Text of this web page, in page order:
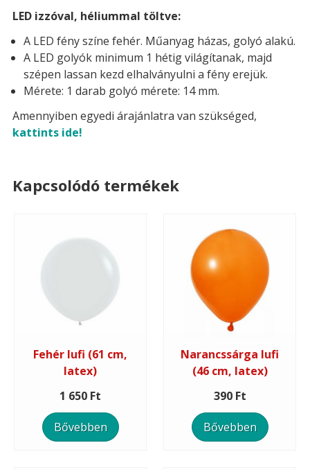
LED izzóval, héliummal töltve:
A LED fény színe fehér. Műanyag házas, golyó alakú.
A LED golyók minimum 1 hétig világítanak, majd
szépen lassan kezd elhalványulni a fény erejük.
Mérete: 1 darab golyó mérete: 14 mm.
Amennyiben egyedi árajánlatra van szükséged,
kattints ide!
Kapcsolódó termékek
Fehér lufi (61 cm,
latex)
1 650 Ft
Bővebben
Narancssárga lufi
(46 cm, latex)
390 Ft
Bővebben